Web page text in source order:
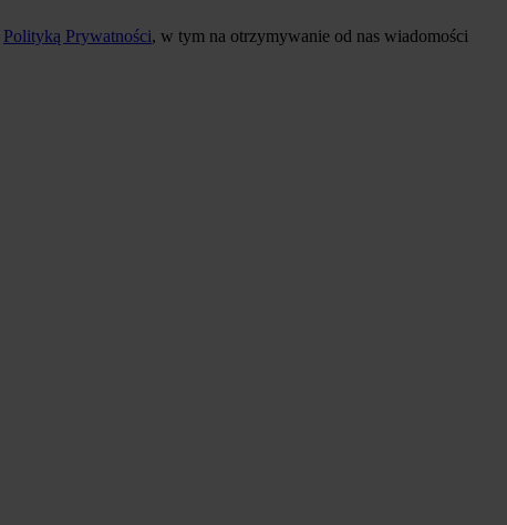
Polityką Prywatności, w tym na otrzymywanie od nas wiadomości